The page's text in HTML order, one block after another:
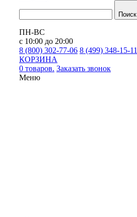
Поиск
ПН-ВС
с 10:00 до 20:00
8 (800) 302-77-06 8 (499) 348-15-11
КОРЗИНА
0 товаров. Заказать звонок
Меню